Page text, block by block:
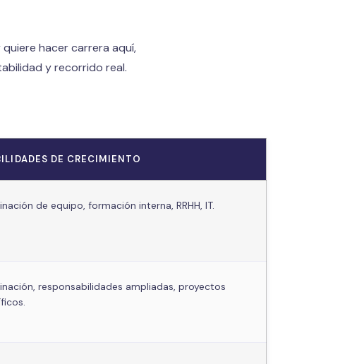
hacer carrera aquí,
y recorrido real.
DE CRECIMIENTO
de equipo, formación interna, RRHH, IT.
responsabilidades ampliadas, proyectos